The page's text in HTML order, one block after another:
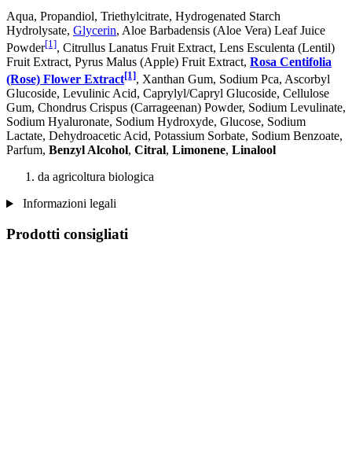
Aqua, Propandiol, Triethylcitrate, Hydrogenated Starch
Hydrolysate, Glycerin, Aloe Barbadensis (Aloe Vera) Leaf Juice
Powder[1], Citrullus Lanatus Fruit Extract, Lens Esculenta (Lentil)
Fruit Extract, Pyrus Malus (Apple) Fruit Extract, Rosa Centifolia
(Rose) Flower Extract[1], Xanthan Gum, Sodium Pca, Ascorbyl
Glucoside, Levulinic Acid, Caprylyl/Capryl Glucoside, Cellulose
Gum, Chondrus Crispus (Carrageenan) Powder, Sodium Levulinate,
Sodium Hyaluronate, Sodium Hydroxyde, Glucose, Sodium
Lactate, Dehydroacetic Acid, Potassium Sorbate, Sodium Benzoate,
Parfum, Benzyl Alcohol, Citral, Limonene, Linalool
da agricoltura biologica
Informazioni legali
Prodotti consigliati